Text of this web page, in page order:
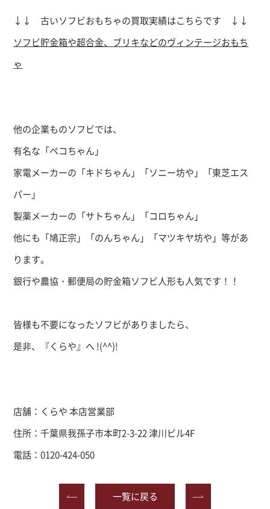
↓↓ 古いソフビおもちゃの買取実績はこちらです ↓↓
ソフビ貯金箱や超合金、ブリキなどのヴィンテージおもち
ゃ
他の企業ものソフビでは、
有名な「ペコちゃん」
家電メーカーの「キドちゃん」「ソニー坊や」「東芝エス
パー」
製薬メーカーの「サトちゃん」「コロちゃん」
他にも「鳩正宗」「のんちゃん」「マツキヤ坊や」等があ
ります。
銀行や農協・郵便局の貯金箱ソフビ人形も人気です！！
皆様も不要になったソフビがありましたら、
是非、『くらや』へ !(^^)!
店舗：くらや 本店営業部
住所：千葉県我孫子市本町2-3-22 津川ビル4F
電話：0120-424-050
一覧に戻る